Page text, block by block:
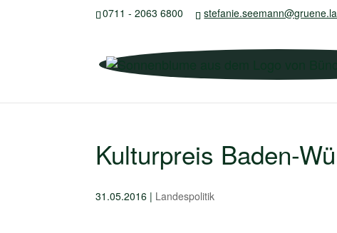
0711 - 2063 6800
Kulturpreis Baden-
31.05.2016 | Landespolitik